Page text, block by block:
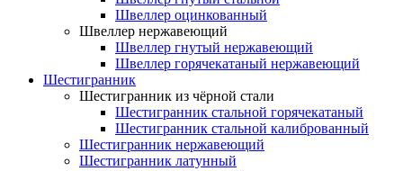
Швеллер оцинкованный
Швеллер нержавеющий
Швеллер гнутый нержавеющий
Швеллер горячекатаный нержавеющий
Шестигранник
Шестигранник из чёрной стали
Шестигранник стальной горячекатаный
Шестигранник стальной калиброванный
Шестигранник нержавеющий
Шестигранник латунный